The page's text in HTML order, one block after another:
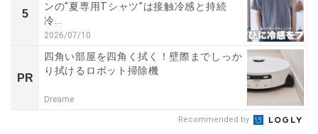
5
ンの“夏専用Tシャツ”は接触冷感と持続
冷...
2026/07/10
PR
四角い部屋を四角く拭く！壁際までしっか
り拭けるロボット掃除機
Dreame
Recommended by